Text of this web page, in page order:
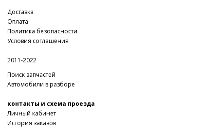
Доставка
Оплата
Политика безопасности
Условия соглашения
2011-2022
Поиск запчастей
Автомобили в разборе
контакты и схема проезда
Личный кабинет
История заказов